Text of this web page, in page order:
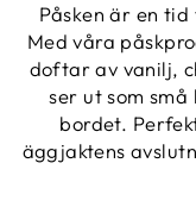
Påsken är en
Med våra
doftar av vanilj,
ser ut som
bordet.
äggjaktens